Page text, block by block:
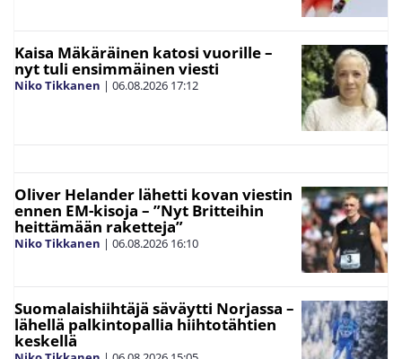
Kaisa Mäkäräinen katosi vuorille –
nyt tuli ensimmäinen viesti
Niko Tikkanen | 06.08.2026 17:12
Oliver Helander lähetti kovan viestin
ennen EM-kisoja – ”Nyt Britteihin
heittämään raketteja”
Niko Tikkanen | 06.08.2026 16:10
Suomalaishiihtäjä säväytti Norjassa –
lähellä palkintopallia hiihtotähtien
keskellä